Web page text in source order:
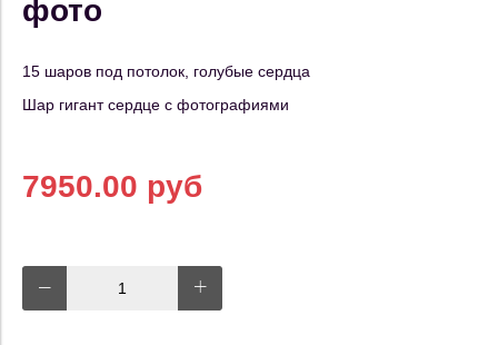
фото
15 шаров под потолок, голубые сердца
Шар гигант сердце с фотографиями
7950.00 руб